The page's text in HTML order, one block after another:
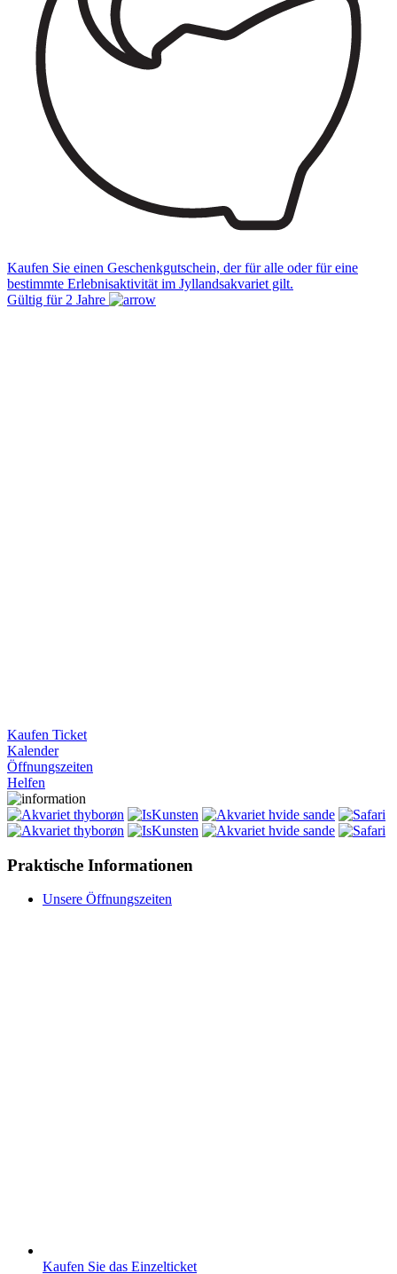
Kaufen Sie einen Geschenkgutschein, der für alle oder für eine
bestimmte Erlebnisaktivität im Jyllandsakvariet gilt.
Gültig für 2 Jahre
Kaufen Ticket
Kalender
Öffnungszeiten
Helfen
Praktische Informationen
Unsere Öffnungszeiten
Kaufen Sie das Einzelticket